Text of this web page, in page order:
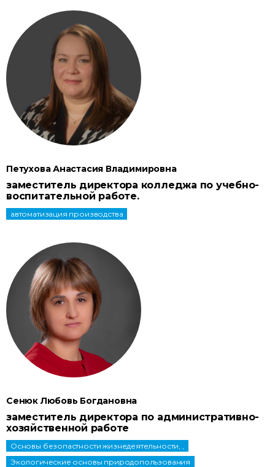
Петухова Анастасия Владимировна
заместитель директора колледжа по учебно-
воспитательной работе.
автоматизация производства
Сенюк Любовь Богдановна
заместитель директора по административно-
хозяйственной работе
Основы безопастности жизнедеятельности, ,
Экологические основы природопользования